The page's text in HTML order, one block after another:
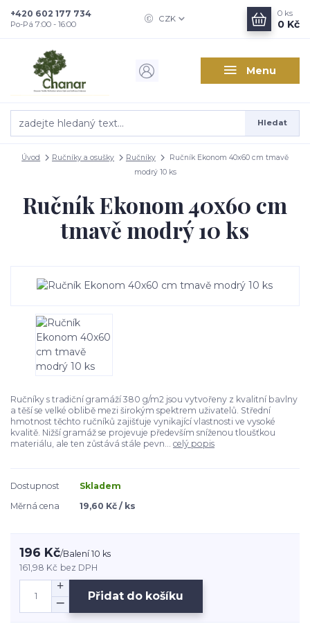
Menu
CZK
Hledat
+420 602 177 734
Po-Pá 7:00 - 16:00
0 ks
0 Kč
Úvod Ručníky a osušky Ručníky
Ručník Ekonom 40x60 cm tmavě
modrý 10 ks
Ručník Ekonom 40x60 cm
tmavě modrý 10 ks
Ručníky s tradiční gramáží 380 g/m2 jsou vytvořeny z kvalitní bavlny
a těší se velké oblibě mezi širokým spektrem uživatelů. Střední
hmotnost těchto ručníků zajišťuje vynikající vlastnosti ve vysoké
kvalitě. Nižší gramáž se projevuje především sníženou tloušťkou
materiálu, ale ten zůstává stále pevn... celý popis
Dostupnost
Skladem
Měrná cena
19,60 Kč / ks
196 Kč/Balení 10 ks
161,98 Kč bez DPH
Přidat do košíku